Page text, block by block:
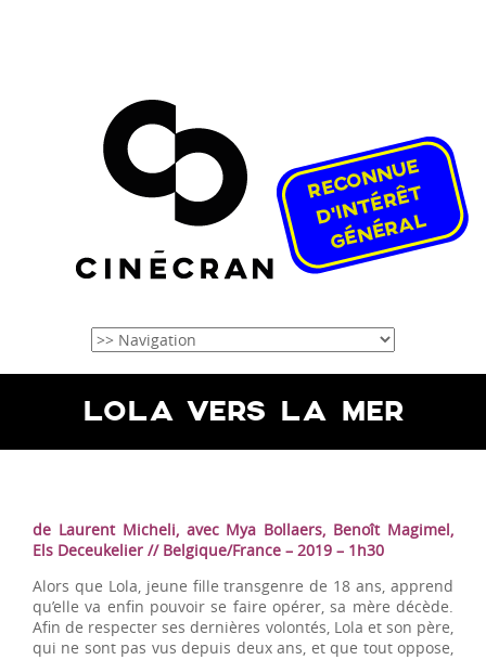
LOLA VERS LA MER
de Laurent Micheli, avec Mya Bollaers, Benoît Magimel,
Els Deceukelier // Belgique/France – 2019 – 1h30
Alors que Lola, jeune fille transgenre de 18 ans, apprend
qu’elle va enfin pouvoir se faire opérer, sa mère décède.
Afin de respecter ses dernières volontés, Lola et son père,
qui ne sont pas vus depuis deux ans, et que tout oppose,